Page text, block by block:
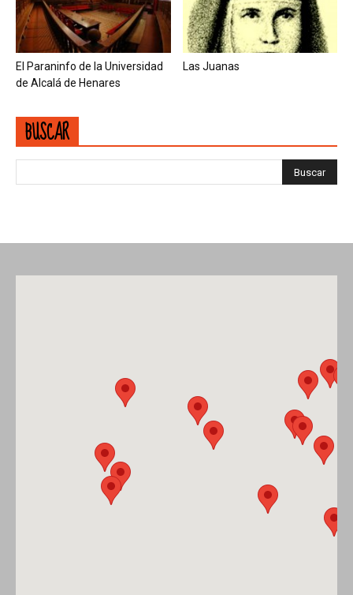
El Paraninfo de la Universidad
de Alcalá de Henares
Las Juanas
BUSCAR